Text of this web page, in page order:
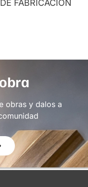
FABRICACIÓN
obras y dalos a